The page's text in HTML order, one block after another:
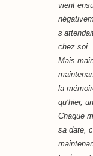
vient
chez soi.
Mais
la
qu’hier,
Chaque
sa date,